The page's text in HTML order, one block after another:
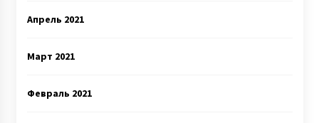
Апрель 2021
Март 2021
Февраль 2021